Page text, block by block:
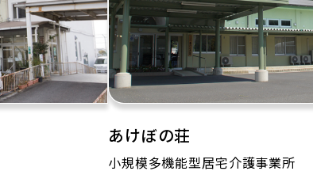
あけぼの荘
小規模多機能型居宅介護事業所